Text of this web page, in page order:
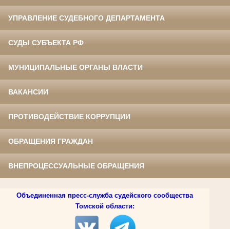
УПРАВЛЕНИЕ СУДЕБНОГО ДЕПАРТАМЕНТА
СУДЫ СУБЪЕКТА РФ
МУНИЦИПАЛЬНЫЕ ОРГАНЫ ВЛАСТИ
ВАКАНСИИ
ПРОТИВОДЕЙСТВИЕ КОРРУПЦИИ
ОБРАЩЕНИЯ ГРАЖДАН
ВНЕПРОЦЕССУАЛЬНЫЕ ОБРАЩЕНИЯ
Объединенная пресс-служба судейского сообщества
Томской области: